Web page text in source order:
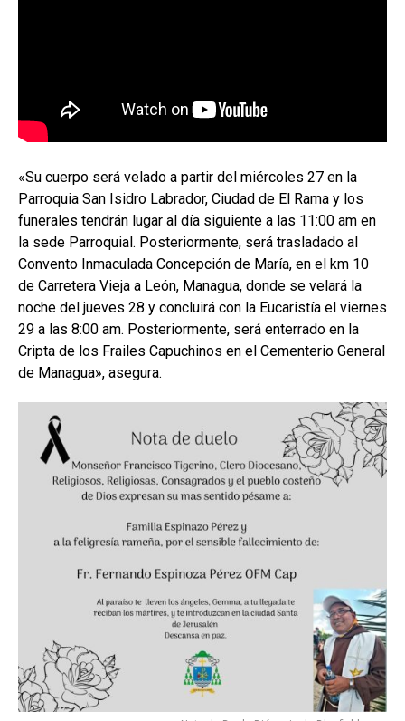
«Su cuerpo será velado a partir del miércoles 27 en la
Parroquia San Isidro Labrador, Ciudad de El Rama y los
funerales tendrán lugar al día siguiente a las 11:00 am en
la sede Parroquial. Posteriormente, será trasladado al
Convento Inmaculada Concepción de María, en el km 10
de Carretera Vieja a León, Managua, donde se velará la
noche del jueves 28 y concluirá con la Eucaristía el viernes
29 a las 8:00 am. Posteriormente, será enterrado en la
Cripta de los Frailes Capuchinos en el Cementerio General
de Managua», asegura.